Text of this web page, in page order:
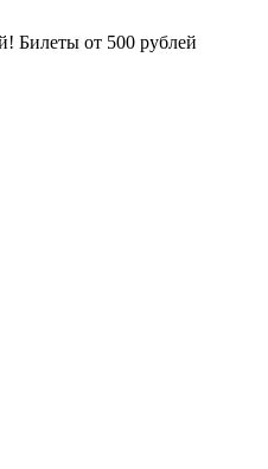
Билеты от 500 рублей